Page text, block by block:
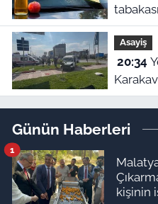
Doğru
Asayiş
20:34
Günün Haberleri
kişinin
1